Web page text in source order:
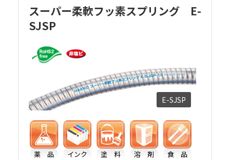
スーパー柔軟フッ素スプリング E-
SJSP
E-SJSP
薬 品 インク 塗 料 溶 剤 食 品